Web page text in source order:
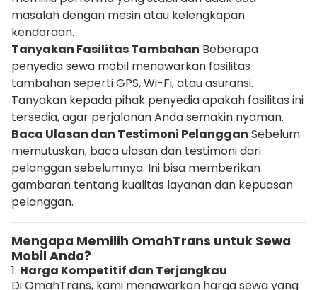
masalah dengan mesin atau kelengkapan
kendaraan.
Tanyakan Fasilitas Tambahan Beberapa
penyedia sewa mobil menawarkan fasilitas
tambahan seperti GPS, Wi-Fi, atau asuransi.
Tanyakan kepada pihak penyedia apakah fasilitas ini
tersedia, agar perjalanan Anda semakin nyaman.
Baca Ulasan dan Testimoni Pelanggan Sebelum
memutuskan, baca ulasan dan testimoni dari
pelanggan sebelumnya. Ini bisa memberikan
gambaran tentang kualitas layanan dan kepuasan
pelanggan.
Mengapa Memilih OmahTrans untuk Sewa
Mobil Anda?
1. Harga Kompetitif dan Terjangkau
Di OmahTrans, kami menawarkan harga sewa yang